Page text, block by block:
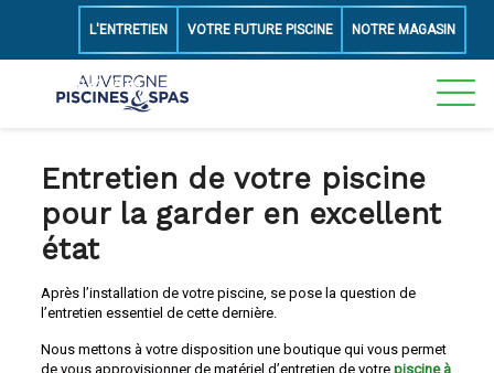
06 50 43 49 89
L'ENTRETIEN VOTRE FUTURE PISCINE NOTRE MAGASIN
Entretien de votre piscine
pour la garder en excellent
état
Après l’installation de votre piscine, se pose la question de
l’entretien essentiel de cette dernière.
Nous mettons à votre disposition une boutique qui vous permet
de vous approvisionner de matériel d’entretien de votre piscine à